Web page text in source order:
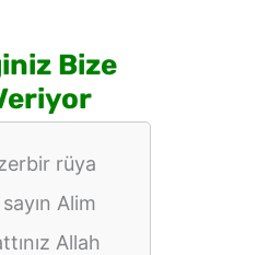
Bize
rüya
Alim
Allah